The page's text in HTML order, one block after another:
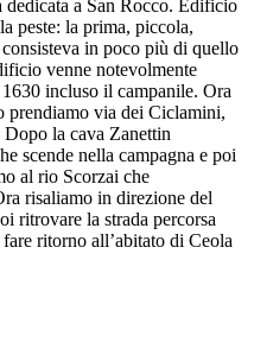
dedicata a San Rocco. Edificio
peste: la prima, piccola,
in poco più di quello
venne notevolmente
incluso il campanile. Ora
prendiamo via dei Ciclamini,
la cava Zanettin
scende nella campagna e poi
al rio Scorzai che
risaliamo in direzione del
ritrovare la strada percorsa
ritorno all’abitato di Ceola